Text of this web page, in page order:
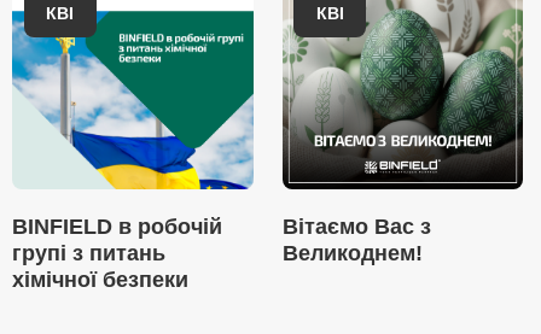
КВІ
BINFIELD в робочій
групі з питань
хімічної безпеки
КВІ
Вітаємо Вас з
Великоднем!